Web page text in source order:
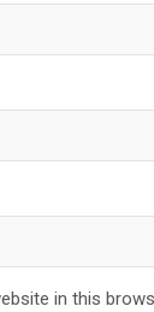
in this